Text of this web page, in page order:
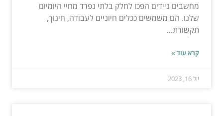
מחשבים ניידים הפכו לחלק בלתי נפרד מחיי היומיום
שלנו. הם משמשים ככלים חיוניים לעבודה, חינוך,
תקשורת...
קרא עוד »
יול 16, 2023